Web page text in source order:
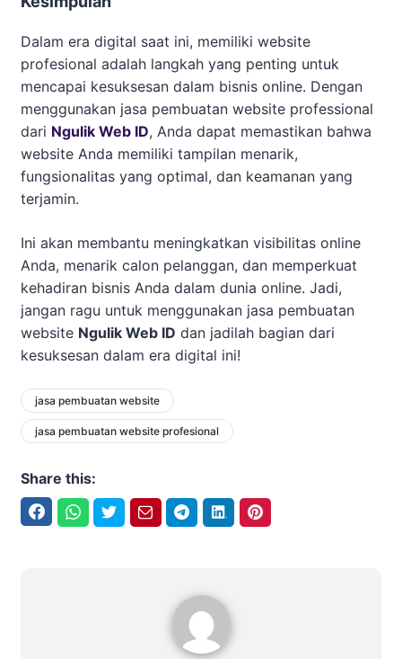
Dalam era digital saat ini, memiliki website
profesional adalah langkah yang penting untuk
mencapai kesuksesan dalam bisnis online. Dengan
menggunakan jasa pembuatan website professional
dari Ngulik Web ID, Anda dapat memastikan bahwa
website Anda memiliki tampilan menarik,
fungsionalitas yang optimal, dan keamanan yang
terjamin.
Ini akan membantu meningkatkan visibilitas online
Anda, menarik calon pelanggan, dan memperkuat
kehadiran bisnis Anda dalam dunia online. Jadi,
jangan ragu untuk menggunakan jasa pembuatan
website Ngulik Web ID dan jadilah bagian dari
kesuksesan dalam era digital ini!
jasa pembuatan website
jasa pembuatan website profesional
Share this: